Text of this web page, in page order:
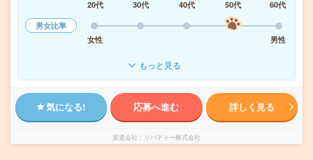
20代
30代 40代 50代
60代
男女比率
女性
男性
もっと見る
気になる! 応募へ進む 詳しく見る
派遣会社 リバティー株式会社